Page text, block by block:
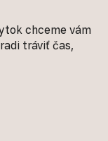
chceme vám
tráviť čas,